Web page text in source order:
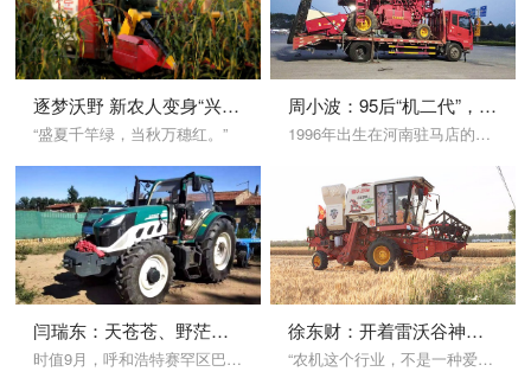
逐梦沃野 新农人变身“兴农人”
“盛夏千竿绿，当秋万穗红。”
周小波：95后“机二代”，驾驶农机让我人生充实
1996年出生在河南驻马店的周小波，是农机行业数得上的年轻人，以周小波现在的肤色来看，24岁的他在收割作业这行干的时间肯定不短了。虽面庞难掩年轻，但却是一个地道的“老农机手”。
闫瑞东：天苍苍、野茫茫，10年雷沃证辉煌
时值9月，呼和浩特赛罕区巴彦镇的土地上，一只由欧豹拖拉机和阿波斯拖拉机组成的队伍，正在做着最后的忙碌，这就是当地赫赫有名的万林农机服务农民专业合作社，闫瑞东看着眼前的万亩土地，还田耕整后休到明年5月前后，又是一片能让农家富裕的“聚宝盆”。
徐东财：开着雷沃谷神，增收致富轻轻松松的事儿
“农机这个行业，不是一种爱好，真的很难走下去，我也是带着自己的一股热爱，一路走来的。”说这句话的是一个80后小伙——徐东财，正是这种热爱让他在农机路上越走越远，而一路陪伴他的正是他最喜欢的“兄弟”雷沃谷神。